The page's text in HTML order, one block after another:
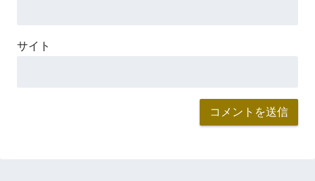
サイト